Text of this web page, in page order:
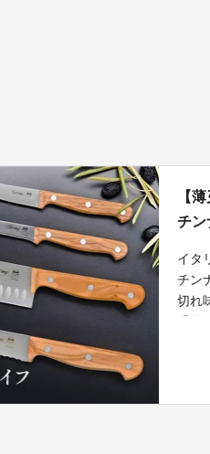
【
チン
イタ
チン
切れ